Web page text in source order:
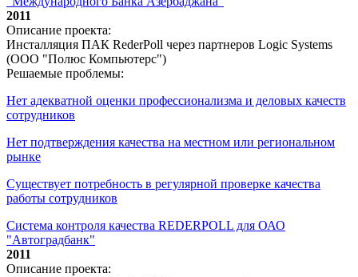
2011
Описание проекта:
Инсталляция ПАК RederPoll через партнеров Logic Systems
(ООО "Полюс Компьютерс")
Решаемые проблемы:
Нет адекватной оценки профессионализма и деловых качеств
сотрудников
Нет подтверждения качества на местном или региональном
рынке
Существует потребность в регулярной проверке качества
работы сотрудников
Система контроля качества REDERPOLL для ОАО
"Автоградбанк"
2011
Описание проекта: